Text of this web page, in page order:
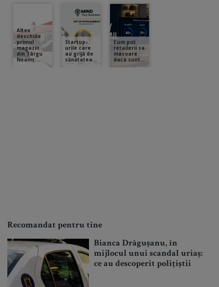
Recomandat pentru tine
Bianca Drăgușanu, în
mijlocul unui scandal uriaș:
ce au descoperit polițiștii